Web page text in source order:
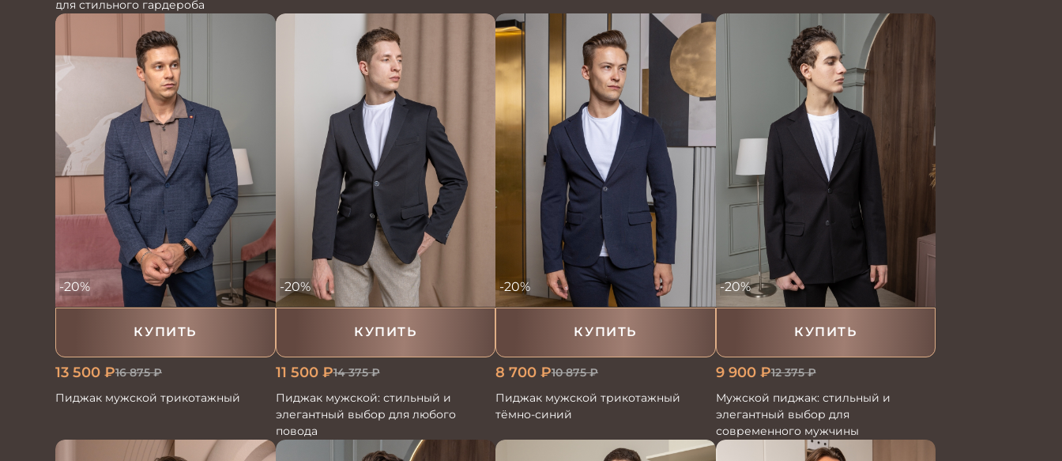
для стильного гардероба
КУПИТЬ
-20%
13 500 ₽16 875₽
Пиджак мужской трикотажный
КУПИТЬ
-20%
11 500₽14 375₽
Пиджак мужской: стильный и
элегантный выбор для любого
повода
КУПИТЬ
-20%
8 700 ₽10 875₽
Пиджак мужской трикотажный
тёмно-синий
КУПИТЬ
-20%
9 900₽12 375₽
Мужской пиджак: стильный и
элегантный выбор для
современного мужчины